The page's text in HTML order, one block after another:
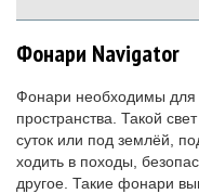
Фонари Navigator
Фонари необходимы для
пространства. Такой
суток или под землёй,
ходить в походы,
другое. Такие фонари